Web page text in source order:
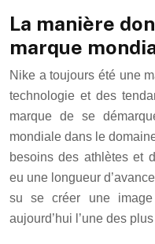
La manière
marque
Nike a toujours été une
technologie et des
marque de se
mondiale dans le
besoins des athlètes et
eu une longueur
su se créer une
aujourd’hui l’une des